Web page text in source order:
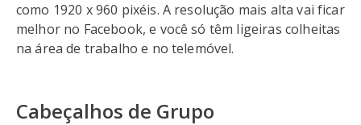
como 1920 x 960 pixéis. A resolução mais alta vai ficar
melhor no Facebook, e você só têm ligeiras colheitas
na área de trabalho e no telemóvel.
Cabeçalhos de Grupo